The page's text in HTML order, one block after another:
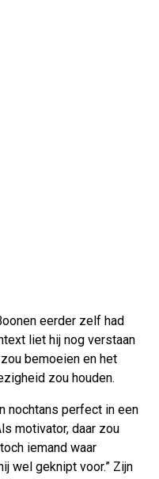
eerder zelf had
liet hij nog verstaan
bemoeien en het
zou houden.
nochtans perfect in een
motivator, daar zou
iemand waar
wel geknipt voor.” Zijn